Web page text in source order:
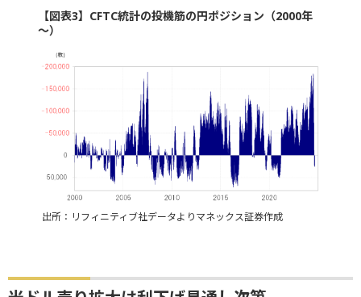
【図表3】CFTC統計の投機筋の円ポジション（2000年
～）
出所：リフィニティブ社データよりマネックス証券作成